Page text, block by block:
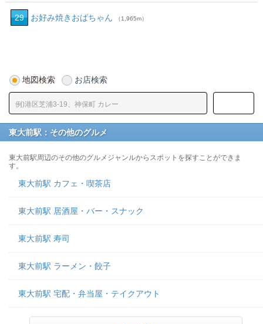
29 お好み焼きおばちゃん （1,965m）
地図検索 お店検索
東大前駅：その他のグルメ
東大前駅周辺のその他のグルメジャンルからスポットを探すことができま
す。
東大前駅 カフェ・喫茶店
東大前駅 居酒屋・バー・スナック
東大前駅 寿司
東大前駅 ラーメン・餃子
東大前駅 宅配・弁当屋・テイクアウト